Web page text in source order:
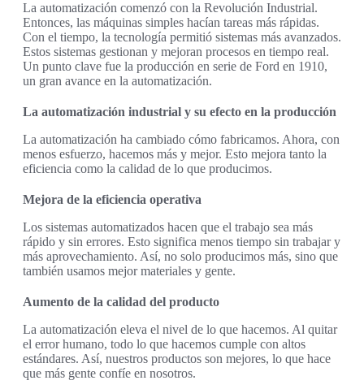
La automatización comenzó con la Revolución Industrial.
Entonces, las máquinas simples hacían tareas más rápidas.
Con el tiempo, la tecnología permitió sistemas más avanzados.
Estos sistemas gestionan y mejoran procesos en tiempo real.
Un punto clave fue la producción en serie de Ford en 1910,
un gran avance en la automatización.
La automatización industrial y su efecto en la producción
La automatización ha cambiado cómo fabricamos. Ahora, con
menos esfuerzo, hacemos más y mejor. Esto mejora tanto la
eficiencia como la calidad de lo que producimos.
Mejora de la eficiencia operativa
Los sistemas automatizados hacen que el trabajo sea más
rápido y sin errores. Esto significa menos tiempo sin trabajar y
más aprovechamiento. Así, no solo producimos más, sino que
también usamos mejor materiales y gente.
Aumento de la calidad del producto
La automatización eleva el nivel de lo que hacemos. Al quitar
el error humano, todo lo que hacemos cumple con altos
estándares. Así, nuestros productos son mejores, lo que hace
que más gente confíe en nosotros.